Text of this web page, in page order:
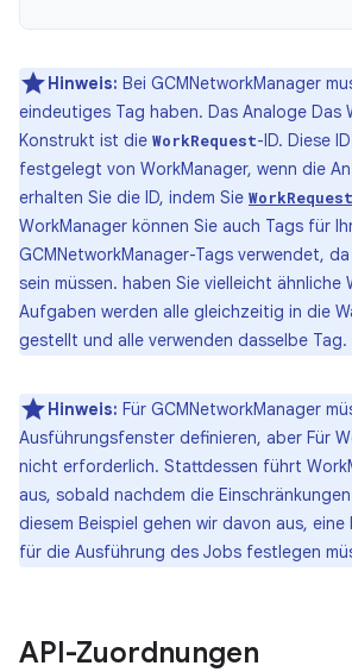
Hinweis: Bei GCMNetworkManager
eindeutiges Tag haben. Das Analoge Das
Konstrukt ist die WorkRequest-ID. Diese
festgelegt von WorkManager, wenn die
erhalten Sie die ID, indem Sie
WorkManager können Sie auch Tags für
GCMNetworkManager-Tags verwendet,
sein müssen. haben Sie vielleicht ähnliche
Aufgaben werden alle gleichzeitig in die
gestellt und alle verwenden dasselbe Tag.
Hinweis: Für GCMNetworkManager
Ausführungsfenster definieren, aber Für
nicht erforderlich. Stattdessen führt
aus, sobald nachdem die
diesem Beispiel gehen wir davon aus,
für die Ausführung des Jobs festlegen
API-Zuordnungen